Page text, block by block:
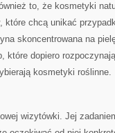
to, że kosmetyki
chcą unikać
skoncentrowana na
które dopiero
kosmetyki roślinne.
wizytówki. Jej